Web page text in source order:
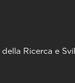
della Ricerca e